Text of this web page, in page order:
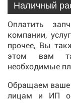
Наличный
Оплатить
компании,
прочее, Вы
этом вам
необходимые
Обращаем ваше
лицам и ИП